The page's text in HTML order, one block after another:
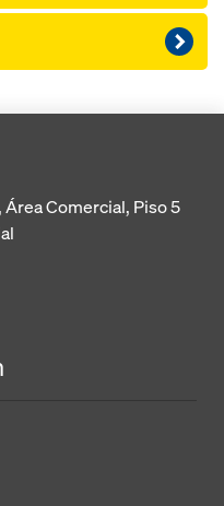
Comercial, Piso 5